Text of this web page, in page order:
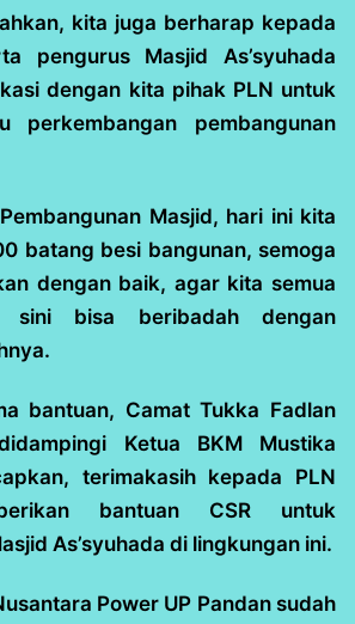
kita juga berharap kepada
pengurus Masjid As’syuhada
dengan kita pihak PLN untuk
perkembangan pembangunan
Masjid, hari ini kita
batang besi bangunan, semoga
dengan baik, agar kita semua
sini bisa beribadah dengan
bantuan, Camat Tukka Fadlan
Ketua BKM Mustika
terimakasih kepada PLN
bantuan CSR untuk
As’syuhada di lingkungan ini.
Power UP Pandan sudah